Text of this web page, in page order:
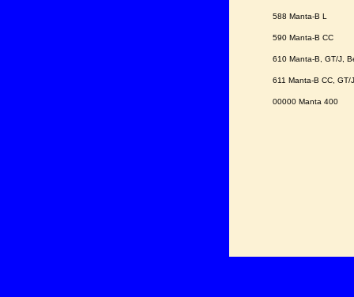
588
590 Manta-
610 Manta-B,
611 Manta-B CC,
00000 Manta 400